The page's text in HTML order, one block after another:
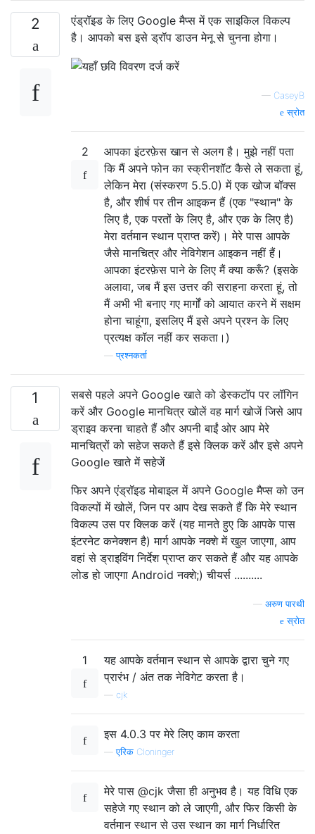
2
एंड्रॉइड के लिए Google मैप्स में एक साइकिल विकल्प
है। आपको बस इसे ड्रॉप डाउन मेनू से चुनना होगा।
— CaseyB
स्रोत
2
आपका इंटरफ़ेस खान से अलग है। मुझे नहीं पता
कि मैं अपने फोन का स्क्रीनशॉट कैसे ले सकता हूं,
लेकिन मेरा (संस्करण 5.5.0) में एक खोज बॉक्स
है, और शीर्ष पर तीन आइकन हैं (एक "स्थान" के
लिए है, एक परतों के लिए है, और एक के लिए है)
मेरा वर्तमान स्थान प्राप्त करें)। मेरे पास आपके
जैसे मानचित्र और नेविगेशन आइकन नहीं हैं।
आपका इंटरफ़ेस पाने के लिए मैं क्या करूँ? (इसके
अलावा, जब मैं इस उत्तर की सराहना करता हूं, तो
मैं अभी भी बनाए गए मार्गों को आयात करने में सक्षम
होना चाहूंगा, इसलिए मैं इसे अपने प्रश्न के लिए
प्रत्यक्ष कॉल नहीं कर सकता।)
—प्रश्नकर्ता
1
सबसे पहले अपने Google खाते को डेस्कटॉप पर लॉगिन
करें और Google मानचित्र खोलें वह मार्ग खोजें जिसे आप
ड्राइव करना चाहते हैं और अपनी बाईं ओर आप मेरे
मानचित्रों को सहेज सकते हैं इसे क्लिक करें और इसे अपने
Google खाते में सहेजें
फिर अपने एंड्रॉइड मोबाइल में अपने Google मैप्स को उन
विकल्पों में खोलें, जिन पर आप देख सकते हैं कि मेरे स्थान
विकल्प उस पर क्लिक करें (यह मानते हुए कि आपके पास
इंटरनेट कनेक्शन है) मार्ग आपके नक्शे में खुल जाएगा, आप
वहां से ड्राइविंग निर्देश प्राप्त कर सकते हैं और यह आपके
लोड हो जाएगा Android नक्शे;) चीयर्स ..........
अरुण पारथी
स्रोत
1
यह आपके वर्तमान स्थान से आपके द्वारा चुने गए
प्रारंभ / अंत तक नेविगेट करता है।
cjk
इस 4.0.3 पर मेरे लिए काम करता
—एरिक Cloninger
मेरे पास @cjk जैसा ही अनुभव है। यह विधि एक
सहेजे गए स्थान को ले जाएगी, और फिर किसी के
वर्तमान स्थान से उस स्थान का मार्ग निर्धारित